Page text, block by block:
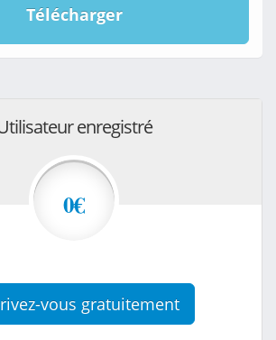
Télécharger
enregistré
0€
vous gratuitement